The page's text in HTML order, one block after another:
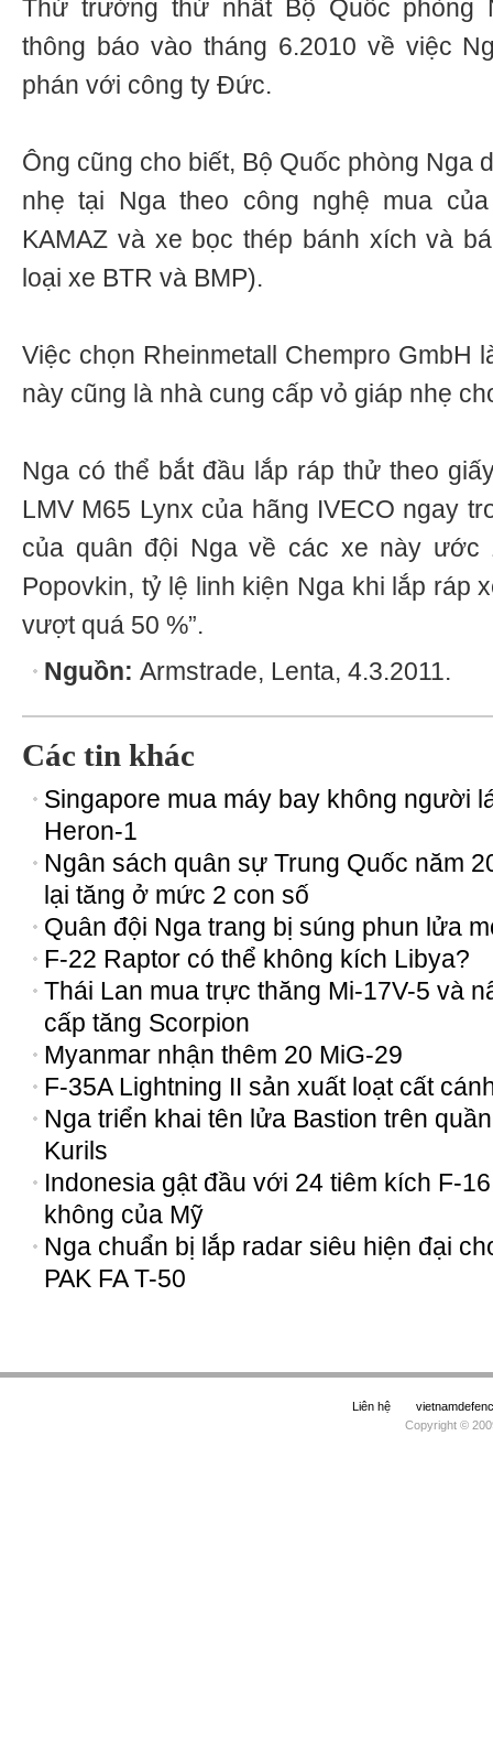
Thứ trưởng thứ nhất Bộ Quốc phòng
thông báo vào tháng 6.2010 về việc
phán với công ty Đức.
Ông cũng cho biết, Bộ Quốc phòng Nga
nhẹ tại Nga theo công nghệ mua
KAMAZ và xe bọc thép bánh xích và
loại xe BTR và BMP).
Việc chọn Rheinmetall Chempro GmbH
này cũng là nhà cung cấp vỏ giáp nhẹ
Nga có thể bắt đầu lắp ráp thử theo
LMV M65 Lynx của hãng IVECO ngay
của quân đội Nga về các xe này ước
Popovkin, tỷ lệ linh kiện Nga khi lắp ráp
vượt quá 50 %”.
Nguồn: Armstrade, Lenta, 4.3.2011.
Các tin khác
Singapore mua máy bay không người
Heron-1
Ngân sách quân sự Trung Quốc năm
lại tăng ở mức 2 con số
Quân đội Nga trang bị súng phun lửa
F-22 Raptor có thể không kích Libya?
Thái Lan mua trực thăng Mi-17V-5 và
cấp tăng Scorpion
Myanmar nhận thêm 20 MiG-29
F-35A Lightning II sản xuất loạt cất
Nga triển khai tên lửa Bastion trên
Kurils
Indonesia gật đầu với 24 tiêm kích F-
không của Mỹ
Nga chuẩn bị lắp radar siêu hiện đại
PAK FA T-50
Liên hệ
Copyright ©